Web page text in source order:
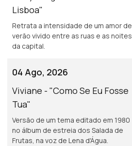
Lisboa"
Retrata a intensidade de um amor de
verão vivido entre as ruas e as noites
da capital.
04 Ago, 2026
Viviane - "Como Se Eu Fosse
Tua"
Versão de um tema editado em 1980
no álbum de estreia dos Salada de
Frutas, na voz de Lena d'Água.